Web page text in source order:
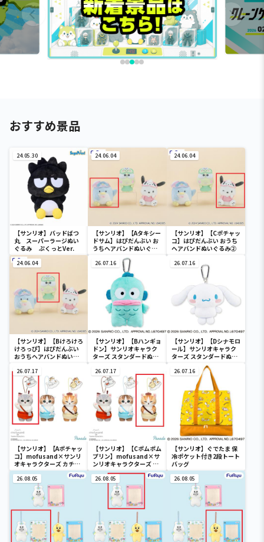
おすすめ景品
24.05.30
【サンリオ】バッドばつ
丸 スーパーラージぬい
ぐるみ ぷくっとVer.
24.06.04
【サンリオ】【Aタキシー
ドサム】はぴだんぶい お
うちヘアバンドぬいぐる
24.06.04
【サンリオ】【Cポチャッ
コ】はぴだんぶい おうち
ヘアバンドぬいぐるみ②
24.06.04
【サンリオ】【Bけろけろ
けろっぴ】はぴだんぶい
おうちヘアバンドぬいぐ
26.07.16
【サンリオ】【Bハンギョ
ドン】サンリオキャラク
ターズ スタンダードぬい
ース
26.07.16
【サンリオ】【Dシナモロ
ール】サンリオキャラク
ターズ スタンダードぬい
ぐるみリール付きパスケ
ース
26.07.17
【サンリオ】【Aポチャッ
コ】mofusand×サンリ
オキャラクターズ カチュ
ーシャマスコット②
26.07.17
【サンリオ】【Cポムポム
プリン】mofusand×サ
ンリオキャラクターズ カ
チューシャマスコット②
26.07.16
【サンリオ】ぐでたま 保
冷ポケット付き2段トート
バッグ
26.08.05 26.08.05 26.08.05